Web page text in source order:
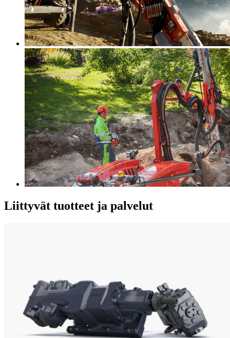
Liittyvät tuotteet ja palvelut